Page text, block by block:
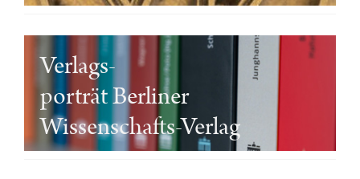
Verlags-
porträt Berliner
Wissenschafts-Verlag